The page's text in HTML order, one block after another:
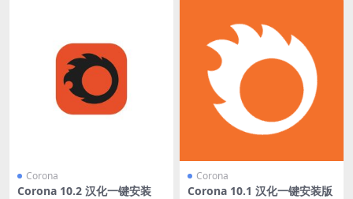
Corona
Corona 10.2 汉化一键安装
Corona
Corona 10.1 汉化一键安装版